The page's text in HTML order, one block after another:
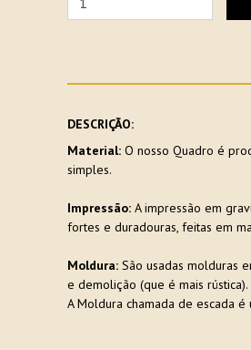
DESCRIÇÃO:
Material: O nosso Quadro é
simples.
Impressão: A impressão em
fortes e duradouras, feitas em
Moldura: São usadas molduras
e demolição (que é mais rústica).
A Moldura chamada de escada